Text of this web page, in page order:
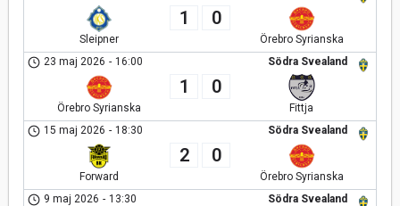
Sleipner
1 0
Örebro Syrianska
Södra Svealand
23 maj 2026 - 16:00
Örebro Syrianska
1 0
Fittja
Södra Svealand
15 maj 2026 - 18:30
Forward
2 0
Örebro Syrianska
Södra Svealand
9 maj 2026 - 13:30